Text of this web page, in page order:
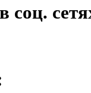
соц.